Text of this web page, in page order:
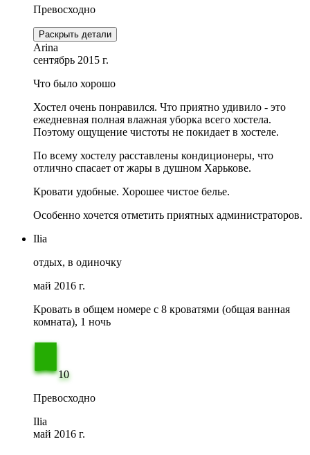
Превосходно
Раскрыть детали
Arina
сентябрь 2015 г.
Что было хорошо
Хостел очень понравился. Что приятно удивило - это
ежедневная полная влажная уборка всего хостела.
Поэтому ощущение чистоты не покидает в хостеле.
По всему хостелу расставлены кондиционеры, что
отлично спасает от жары в душном Харькове.
Кровати удобные. Хорошее чистое белье.
Особенно хочется отметить приятных администраторов.
Ilia
отдых, в одиночку
май 2016 г.
Кровать в общем номере c 8 кроватями (общая ванная
комната), 1 ночь
10
Превосходно
Ilia
май 2016 г.